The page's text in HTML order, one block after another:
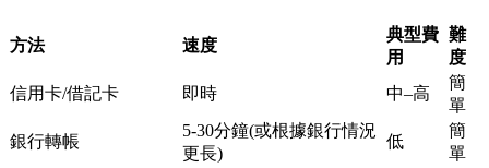
方法 速度
典型費
用
難
度
信用卡/借記卡
即時 中–高
簡
單
銀行轉帳
5-30分鐘(或根據銀行情況
更長)
低
簡
單